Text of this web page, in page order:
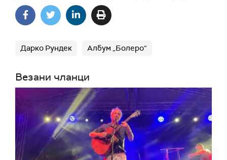
Дарко Рундек Албум „Болеро“
Везани чланци